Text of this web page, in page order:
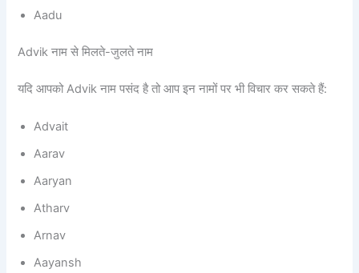
Aadu
Advik नाम से मिलते-जुलते नाम
यदि आपको Advik नाम पसंद है तो आप इन नामों पर भी विचार कर सकते हैं:
Advait
Aarav
Aaryan
Atharv
Arnav
Aayansh